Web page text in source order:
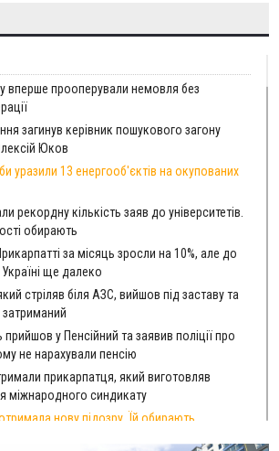
вперше прооперували немовля без
загинув керівник пошукового загону
Юков
уразили 13 енергооб'єктів на окупованих
рекордну кількість заяв до університетів.
обирають
за місяць зросли на 10%, але до
ще далеко
стріляв біля АЗС, вийшов під заставу та
у Пенсійний та заявив поліції про
не нарахували пенсію
прикарпатця, який виготовляв
міжнародного синдикату
нову підозру. Їй обирають